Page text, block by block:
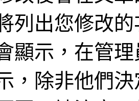
列出您修改
顯示，在管
，除非他們